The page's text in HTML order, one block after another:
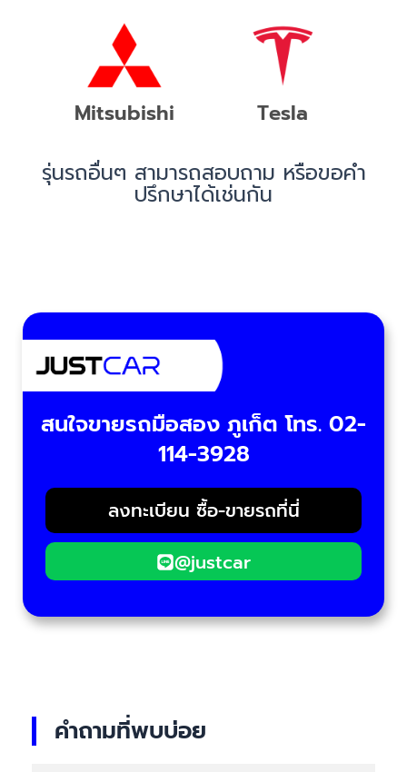
Mitsubishi Tesla
รุ่นรถอื่นๆ สามารถสอบถาม หรือขอคำ
ปรึกษาได้เช่นกัน
สนใจขายรถมือสอง ภูเก็ต โทร. 02-
114-3928
ลงทะเบียน ซื้อ-ขายรถที่นี่
@justcar
คำถามที่พบบ่อย